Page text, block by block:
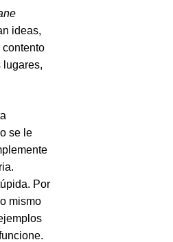
ideas,
contento
lugares,
se le
Por
mismo